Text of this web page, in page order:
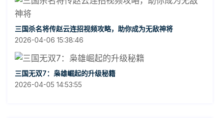
三国杀名将传赵云连招视频攻略，助你成为无敌神将
2026-04-06 15:38:46
三国无双7：枭雄崛起的升级秘籍
2026-04-05 14:53:55